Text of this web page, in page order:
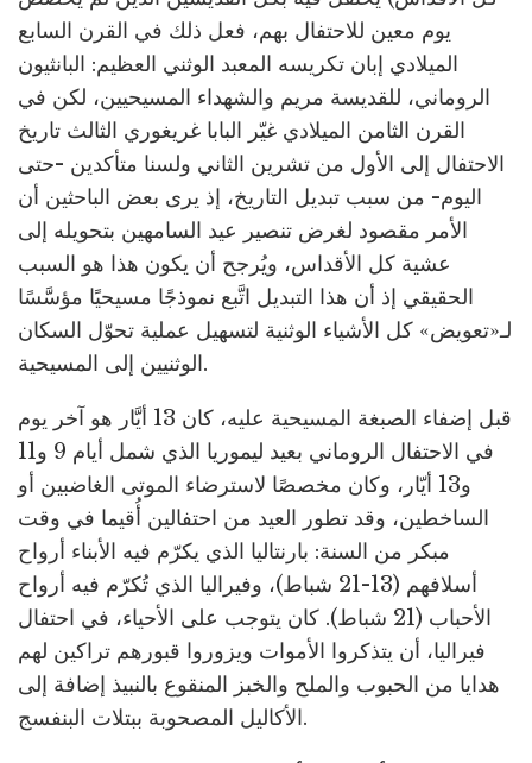
يوم معين للاحتفال بهم، فعل ذلك في القرن السابع
الميلادي إبان تكريسه المعبد الوثني العظيم: البانثيون
الروماني، للقديسة مريم والشهداء المسيحيين، لكن في
القرن الثامن الميلادي غيّر البابا غريغوري الثالث تاريخ
الاحتفال إلى الأول من تشرين الثاني ولسنا متأكدين -حتى
اليوم- من سبب تبديل التاريخ، إذ يرى بعض الباحثين أن
الأمر مقصود لغرض تنصير عيد السامهين بتحويله إلى
عشية كل الأقداس، ويُرجح أن يكون هذا هو السبب
الحقيقي إذ أن هذا التبديل اتَّبع نموذجًا مسيحيًا مؤسَّسًا
لـ«تعويض» كل الأشياء الوثنية لتسهيل عملية تحوّل السكان
الوثنيين إلى المسيحية.
قبل إضفاء الصبغة المسيحية عليه، كان 13 أيَّار هو آخر يوم
في الاحتفال الروماني بعيد ليموريا الذي شمل أيام 9 و11
و13 أيّار، وكان مخصصًا لاسترضاء الموتى الغاضبين أو
الساخطين، وقد تطور العيد من احتفالين أُقيما في وقت
مبكر من السنة: بارنتاليا الذي يكرّم فيه الأبناء أرواح
أسلافهم (13-21 شباط)، وفيراليا الذي تُكرّم فيه أرواح
الأحباب (21 شباط). كان يتوجب على الأحياء، في احتفال
فيراليا، أن يتذكروا الأموات ويزوروا قبورهم تراكين لهم
هدايا من الحبوب والملح والخبز المنقوع بالنبيذ إضافة إلى
الأكاليل المصحوبة ببتلات البنفسج.